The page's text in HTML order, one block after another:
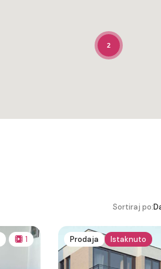
2
Sortiraj po:
1 Prodaja Istaknuto